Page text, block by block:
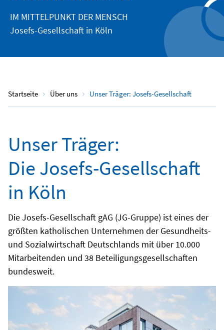
IM MITTELPUNKT DER MENSCH
Josefs-Gesellschaft in Köln
Startseite Über uns Unser Träger: Josefs-Gesellschaft
Unser Träger:
Die Josefs-Gesellschaft
in Köln
Die Josefs-Gesellschaft gAG (JG-Gruppe) ist eines der
größten katholischen Unternehmen der Gesundheits-
und Sozialwirtschaft Deutschlands mit über 10.000
Mitarbeitenden und 38 Beteiligungsgesellschaften
bundesweit.